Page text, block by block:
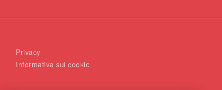
Privacy
Informativa sui cookie